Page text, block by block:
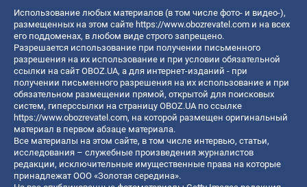
Использование любых материалов (в том числе фото- и видео-),
размещенных на этом сайте https://www.obozrevatel.com и на всех
его поддоменах, в любом виде строго запрещено.
Разрешается использование при получении письменного
разрешения на их использование и при условии обязательной
ссылки на сайт OBOZ.UA, а для интернет-изданий - при
получении письменного разрешения на их использование и при
обязательном размещении прямой, открытой для поисковых
систем, гиперссылки на страницу OBOZ.UA по ссылке
https://www.obozrevatel.com, на которой размещен оригинальный
материал в первом абзаце материала.
Все материалы на этом сайте, в том числе интервью, статьи,
исследования – служебные произведения журналистов
редакции, исключительные имущественные права на которые
принадлежат ООО «Золотая середина».